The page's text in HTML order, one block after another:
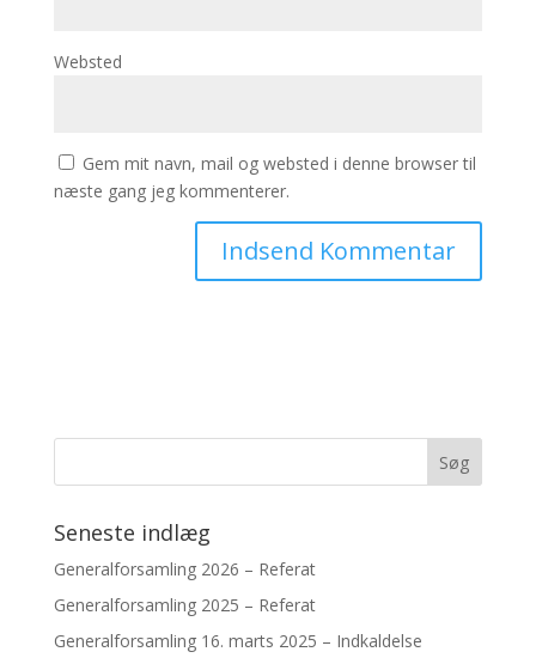
Websted
Gem mit navn, mail og websted i denne browser til
næste gang jeg kommenterer.
Seneste indlæg
Generalforsamling 2026 – Referat
Generalforsamling 2025 – Referat
Generalforsamling 16. marts 2025 – Indkaldelse